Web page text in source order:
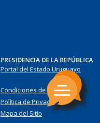
PRESIDENCIA DE LA REPÚBLICA
Portal del Estado Uruguayo
Condiciones de Uso
Política de Privacidad
Mapa del Sitio